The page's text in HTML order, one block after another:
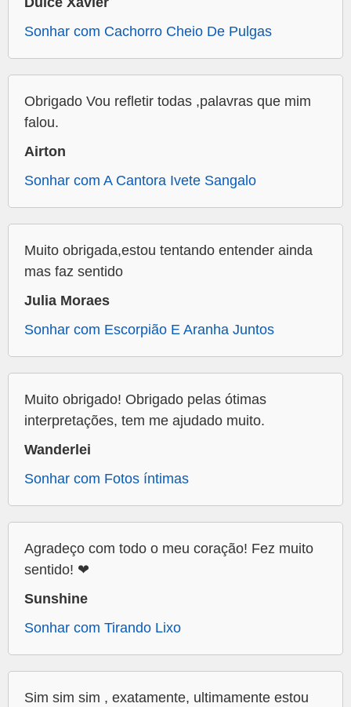
Sonhar com Cachorro Cheio De Pulgas
Obrigado Vou refletir todas ,palavras que mim
falou.
Airton
Sonhar com A Cantora Ivete Sangalo
Muito obrigada,estou tentando entender ainda
mas faz sentido
Julia Moraes
Sonhar com Escorpião E Aranha Juntos
Muito obrigado! Obrigado pelas ótimas
interpretações, tem me ajudado muito.
Wanderlei
Sonhar com Fotos íntimas
Agradeço com todo o meu coração! Fez muito
sentido! ❤
Sunshine
Sonhar com Tirando Lixo
Sim sim sim , exatamente, ultimamente estou